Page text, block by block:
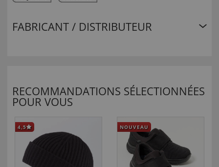
FABRICANT / DISTRIBUTEUR
RECOMMANDATIONS SÉLECTIONNÉES
POUR VOUS
4,5 NOUVEAU